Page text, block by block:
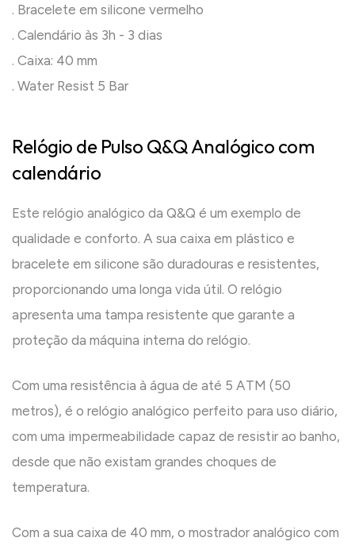
. Bracelete em silicone vermelho
. Calendário às 3h - 3 dias
. Caixa: 40 mm
. Water Resist 5 Bar
Relógio de Pulso Q&Q Analógico com
calendário
Este relógio analógico da Q&Q é um exemplo de
qualidade e conforto. A sua caixa em plástico e
bracelete em silicone são duradouras e resistentes,
proporcionando uma longa vida útil. O relógio
apresenta uma tampa resistente que garante a
proteção da máquina interna do relógio.
Com uma resistência à água de até 5 ATM (50
metros), é o relógio analógico perfeito para uso diário,
com uma impermeabilidade capaz de resistir ao banho,
desde que não existam grandes choques de
temperatura.
Com a sua caixa de 40 mm, o mostrador analógico com